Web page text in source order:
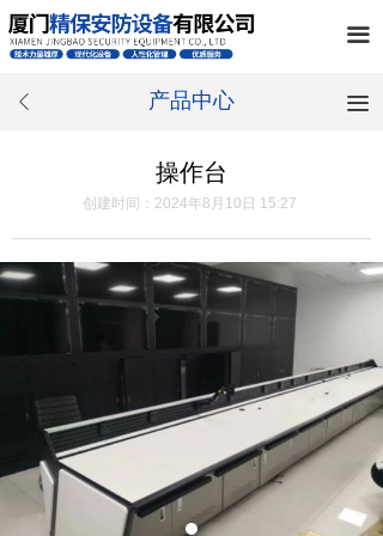
끀
操作台
创建时间： 2024年8月10日 15:27
ꄴ 产品中心 끀